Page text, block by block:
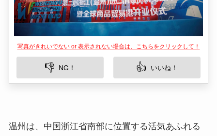
写真がきれいでない or 表示されない場合は、こちらをクリックして！
👎 NG！ 👍 いいね！
温州は、中国浙江省南部に位置する活気あふれる